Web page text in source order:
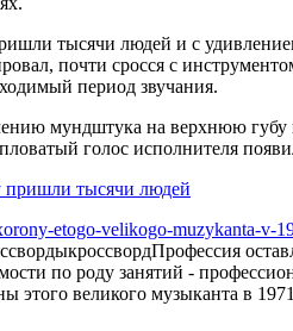
тысячи людей и с
почти сросся с
период звучания.
мундштука на верхнюю губу
голос исполнителя
etogo-velikogo-muzykanta-v-
кроссвордПрофессия
по роду занятий -
этого великого музыканта в